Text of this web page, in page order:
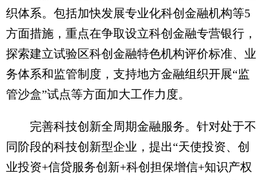
织体系。包括加快发展专业化科创金融机构等5
方面措施，重点在争取设立科创金融专营银行，
探索建立试验区科创金融特色机构评价标准、业
务体系和监管制度，支持地方金融组织开展“监
管沙盒”试点等方面加大工作力度。
完善科技创新全周期金融服务。针对处于不
同阶段的科技创新型企业，提出“天使投资、创
业投资+信贷服务创新+科创担保增信+知识产权